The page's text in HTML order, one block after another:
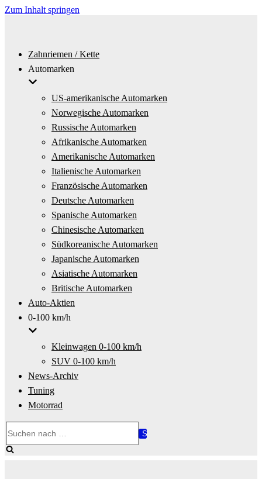
Zum Inhalt springen
Zahnriemen / Kette
Automarken
US-amerikanische Automarken
Norwegische Automarken
Russische Automarken
Afrikanische Automarken
Amerikanische Automarken
Italienische Automarken
Französische Automarken
Deutsche Automarken
Spanische Automarken
Chinesische Automarken
Südkoreanische Automarken
Japanische Automarken
Asiatische Automarken
Britische Automarken
Auto-Aktien
0-100 km/h
Kleinwagen 0-100 km/h
SUV 0-100 km/h
News-Archiv
Tuning
Motorrad
nach …